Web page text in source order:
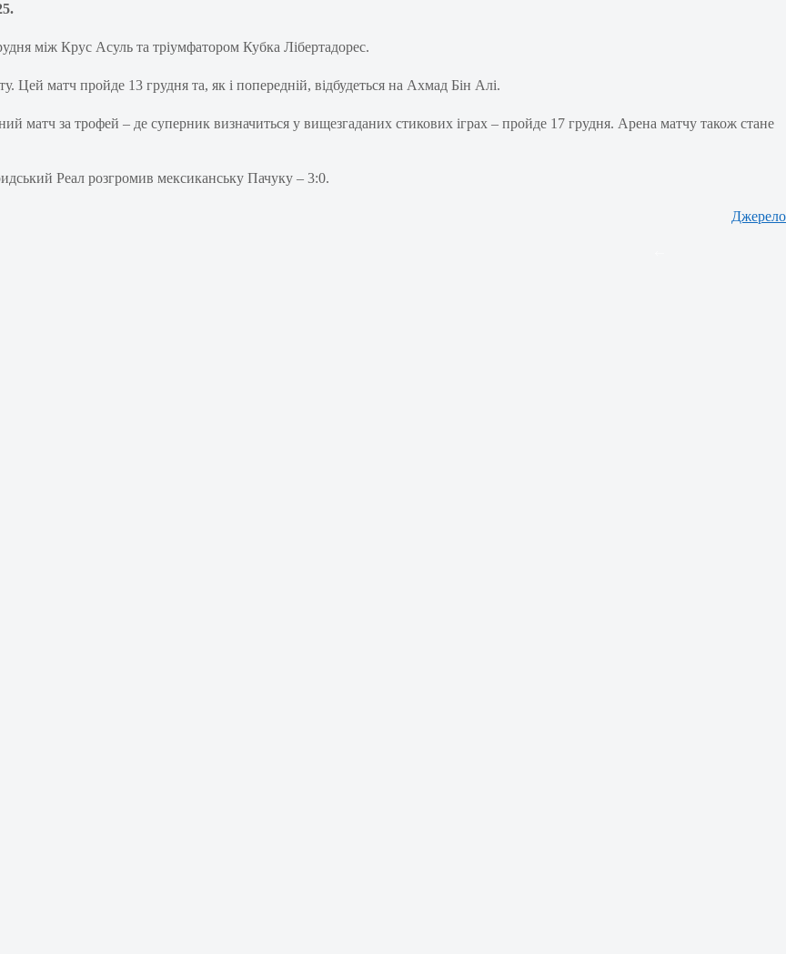
між Крус Асуль та тріумфатором Кубка Лібертадорес.
Цей матч пройде 13 грудня та, як і попередній, відбудеться на Ахмад Бін Алі.
матч за трофей – де суперник визначиться у вищезгаданих стикових іграх – пройде 17 грудня. Арена матчу також стане
Реал розгромив мексиканську Пачуку – 3:0.
Джерело